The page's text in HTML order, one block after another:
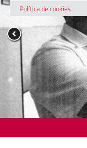
Política de cookies